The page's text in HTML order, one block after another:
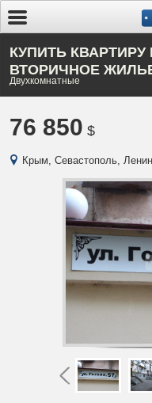
КУПИТЬ
ВТОРИЧНОЕ
Двухкомнатные
76 850 $
Крым, Севастополь,